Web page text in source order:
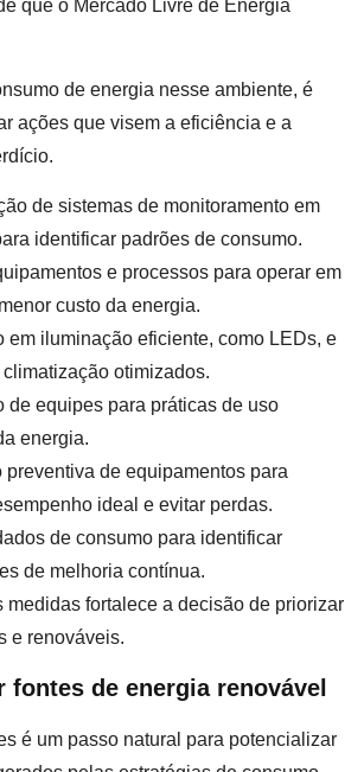
que o Mercado Livre de Energia
de energia nesse ambiente, é
ações que visem a eficiência e a
de sistemas de monitoramento em
identificar padrões de consumo.
e processos para operar em
custo da energia.
em iluminação eficiente, como LEDs, e
otimizados.
de equipes para práticas de uso
energia.
preventiva de equipamentos para
ideal e evitar perdas.
de consumo para identificar
de melhoria contínua.
medidas fortalece a decisão de priorizar
e renováveis.
fontes de energia renovável
é um passo natural para potencializar